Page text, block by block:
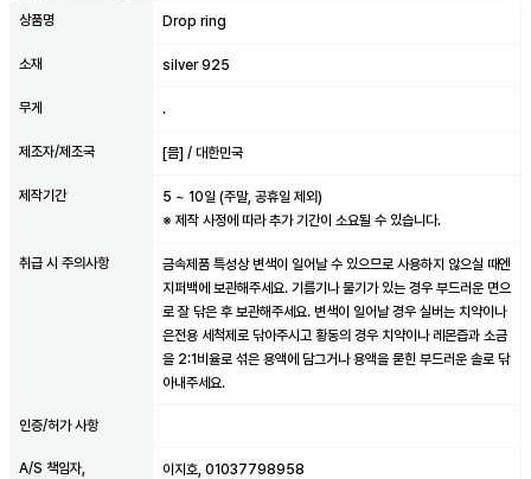
상품명 Drop ring
소재 silver 925
무게 .
제조자/제조국 [믐] / 대한민국
제작기간 5 ~ 10일 (주말, 공휴일 제외)
※ 제작 사정에 따라 추가 기간이 소요될 수 있습니다.
취급 시 주의사항
금속제품 특성상 변색이 일어날 수 있으므로 사용하지 않으실 때엔
지퍼백에 보관해주세요. 기름기나 물기가 있는 경우 부드러운 면으
로 잘 닦은 후 보관해주세요. 변색이 일어날 경우 실버는 치약이나
은전용 세척제로 닦아주시고 황동의 경우 치약이나 레몬즙과 소금
을 2:1비율로 섞은 용액에 담그거나 용액을 묻힌 부드러운 솔로 닦
아내주세요.
인증/허가 사항
A/S 책임자,
이지호, 01037798958